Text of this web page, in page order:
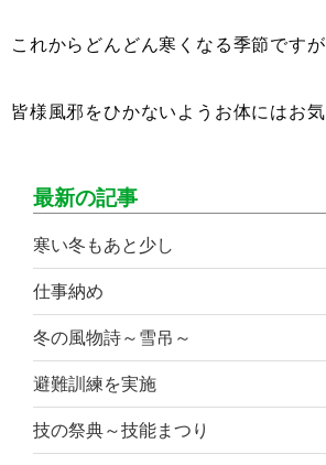
これからどんどん寒くなる季節ですが
皆様風邪をひかないようお体にはお気
最新の記事
寒い冬もあと少し
仕事納め
冬の風物詩～雪吊～
避難訓練を実施
技の祭典～技能まつり